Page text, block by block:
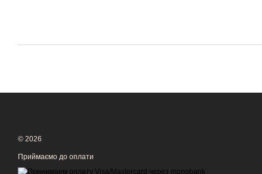
© 2026
Приймаємо до оплати